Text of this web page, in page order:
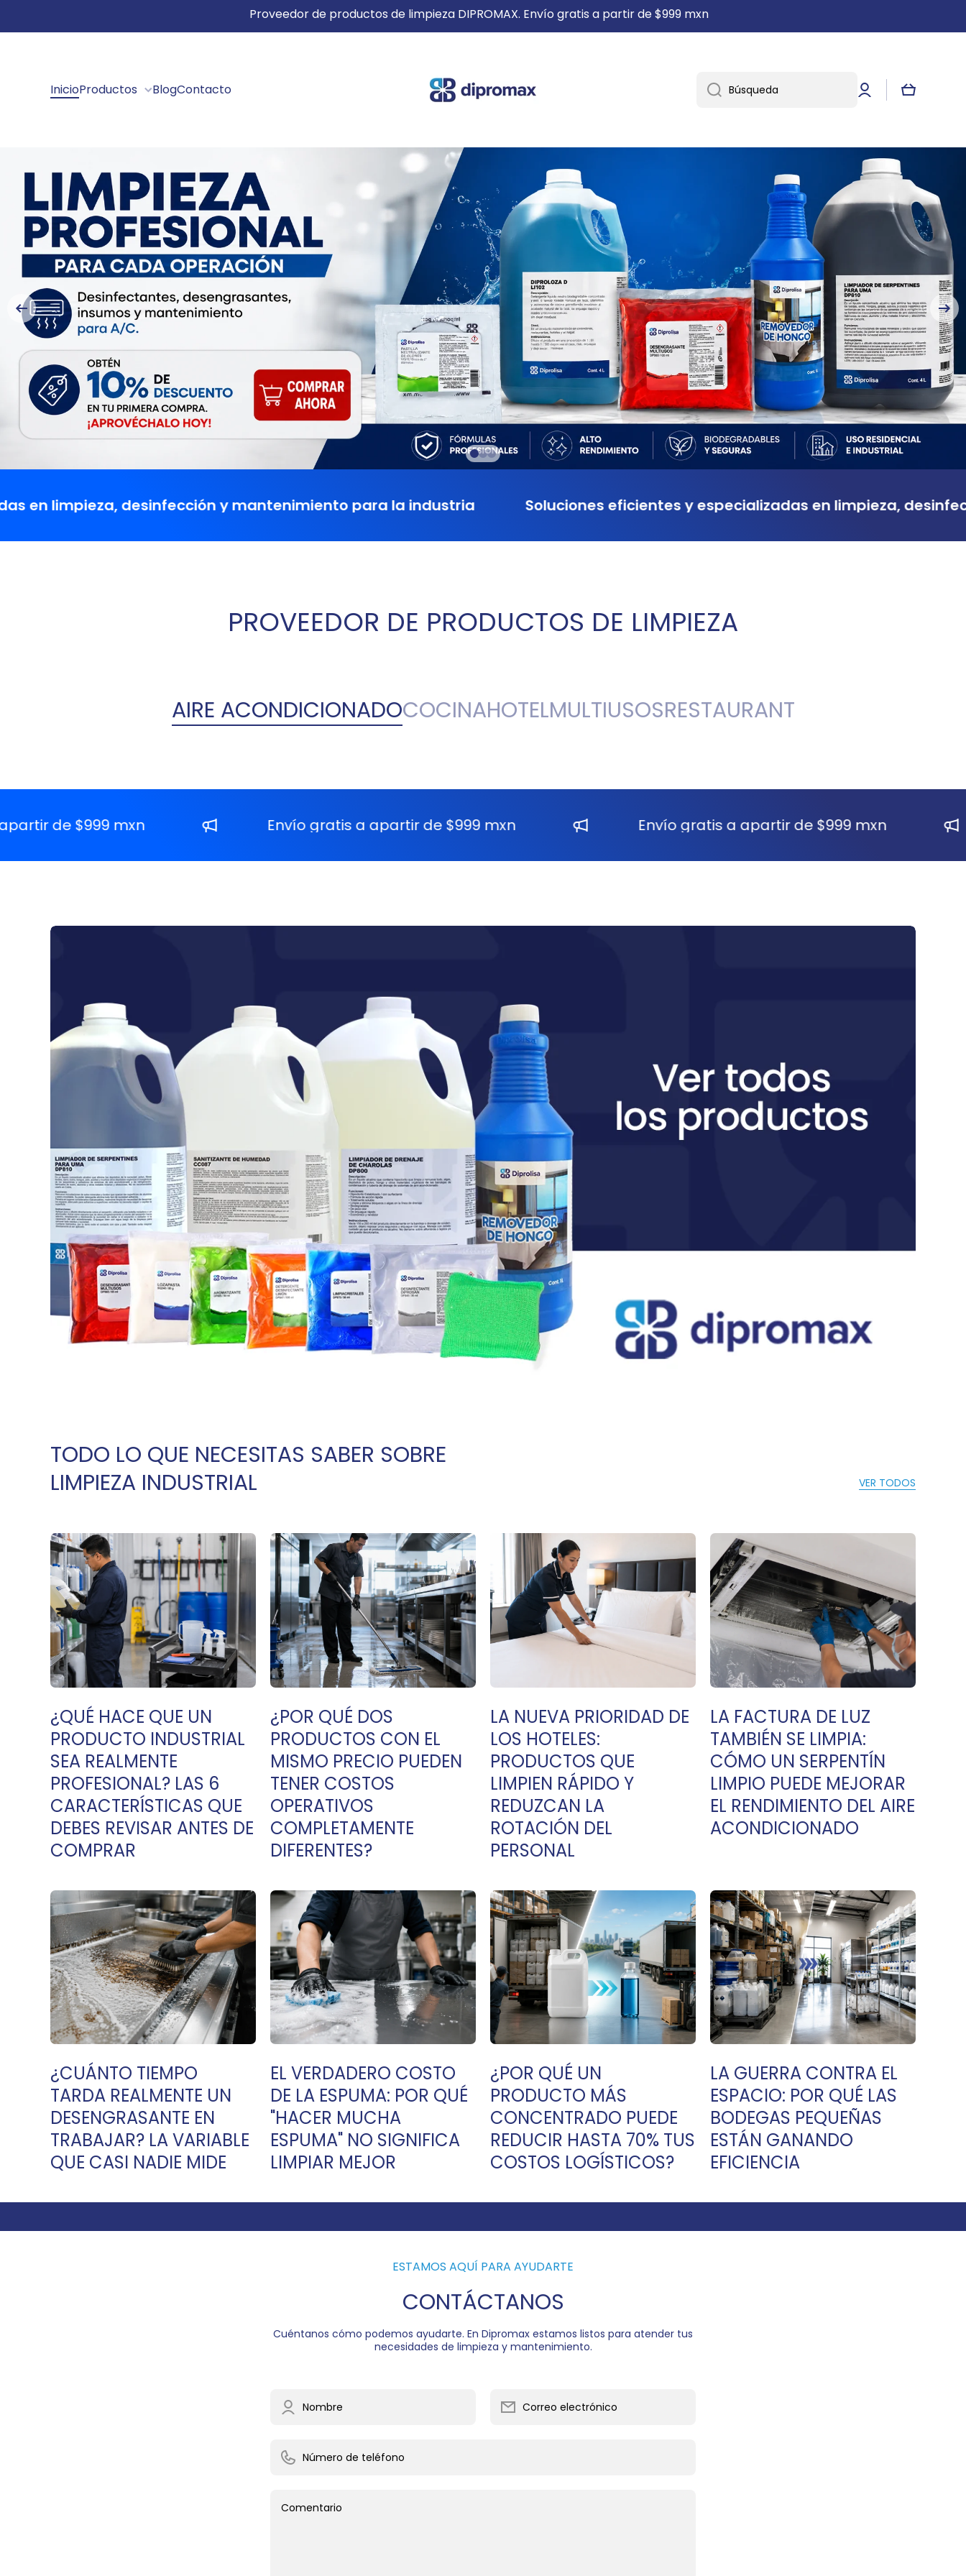
Proveedor de productos de limpieza DIPROMAX. Envío gratis a partir de $999 mxn
InicioProductos BlogContacto Búsqueda
Iniciar
sesión
Carrito
desinfección y mantenimiento para la industria Soluciones eficientes y especializadas en limpieza, desinfección y
PROVEEDOR DE PRODUCTOS DE LIMPIEZA
AIRE ACONDICIONADOCOCINAHOTELMULTIUSOSRESTAURANT
$999 mxn Envío gratis a apartir de $999 mxn Envío gratis a apartir de $999 mxn
TODO LO QUE NECESITAS SABER SOBRE
LIMPIEZA INDUSTRIAL
¿QUÉ HACE QUE UN
PRODUCTO INDUSTRIAL
SEA REALMENTE
PROFESIONAL? LAS 6
CARACTERÍSTICAS QUE
DEBES REVISAR ANTES DE
COMPRAR
¿POR QUÉ DOS
PRODUCTOS CON EL
MISMO PRECIO PUEDEN
TENER COSTOS
OPERATIVOS
COMPLETAMENTE
DIFERENTES?
LA NUEVA PRIORIDAD DE
LOS HOTELES:
PRODUCTOS QUE
LIMPIEN RÁPIDO Y
REDUZCAN LA
ROTACIÓN DEL
PERSONAL
LA FACTURA DE LUZ
TAMBIÉN SE LIMPIA:
CÓMO UN SERPENTÍN
LIMPIO PUEDE MEJORAR
EL RENDIMIENTO DEL AIRE
ACONDICIONADO
¿CUÁNTO TIEMPO
TARDA REALMENTE UN
DESENGRASANTE EN
TRABAJAR? LA VARIABLE
QUE CASI NADIE MIDE
EL VERDADERO COSTO
DE LA ESPUMA: POR QUÉ
"HACER MUCHA
ESPUMA" NO SIGNIFICA
LIMPIAR MEJOR
¿POR QUÉ UN
PRODUCTO MÁS
CONCENTRADO PUEDE
REDUCIR HASTA 70% TUS
COSTOS LOGÍSTICOS?
LA GUERRA CONTRA EL
ESPACIO: POR QUÉ LAS
BODEGAS PEQUEÑAS
ESTÁN GANANDO
EFICIENCIA
VER TODOS
ESTAMOS AQUÍ PARA AYUDARTE
CONTÁCTANOS
Cuéntanos cómo podemos ayudarte. En Dipromax estamos listos para atender tus
necesidades de limpieza y mantenimiento.
Nombre Correo electrónico
Número de teléfono
Comentario